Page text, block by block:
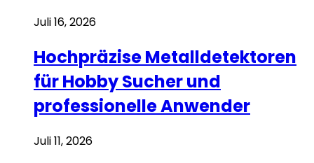
Juli 16, 2026
Hochpräzise Metalldetektoren
für Hobby Sucher und
professionelle Anwender
Juli 11, 2026